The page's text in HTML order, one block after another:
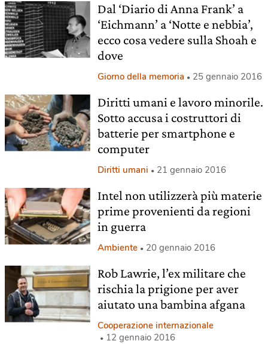
Dal ‘Diario di Anna Frank’ a
‘Eichmann’ a ‘Notte e nebbia’,
ecco cosa vedere sulla Shoah e
dove
Giorno della memoria 25 gennaio 2016
Diritti umani e lavoro minorile.
Sotto accusa i costruttori di
batterie per smartphone e
computer
Diritti umani 21 gennaio 2016
Intel non utilizzerà più materie
prime provenienti da regioni
in guerra
Ambiente 20 gennaio 2016
Rob Lawrie, l’ex militare che
rischia la prigione per aver
aiutato una bambina afgana
Cooperazione internazionale
12 gennaio 2016